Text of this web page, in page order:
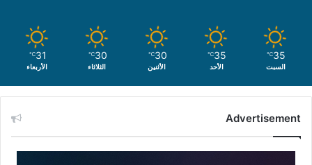
35
℃
السبت
35
℃
الأحد
30
℃
الأثنين
30
℃
الثلاثاء
31
℃
الأربعاء
Advertisement